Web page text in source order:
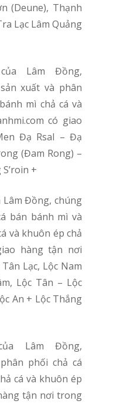
(Deune), Thạnh
Lạc Lâm Quảng
xuất và phân
mì chả cá và
có giao
Đạ Rsal – Đạ
(Đam Rong) –
+
bán bánh mì và
và khuôn ép chả
hàng tận nơi
Lạc, Lộc Nam
Lộc Tân – Lộc
An + Lộc Thắng
phối chả cá
cá và khuôn ép
tận nơi trong